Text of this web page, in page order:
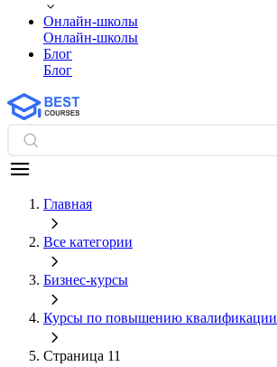
Онлайн-школы
Онлайн-школы
Блог
Блог
Главная
Все категории
Бизнес-курсы
Курсы по повышению квалификации
Страница 11